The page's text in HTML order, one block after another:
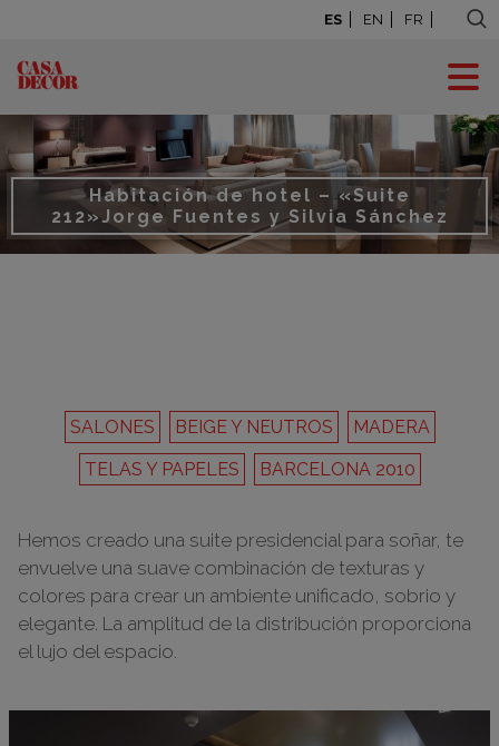
ES EN FR
Habitación de hotel – «Suite
212»Jorge Fuentes y Silvia Sánchez
SALONES BEIGE Y NEUTROS
MADERA
TELAS Y PAPELES
BARCELONA 2010
Hemos creado una suite presidencial para soñar, te
envuelve una suave combinación de texturas y
colores para crear un ambiente unificado, sobrio y
elegante. La amplitud de la distribución proporciona
el lujo del espacio.